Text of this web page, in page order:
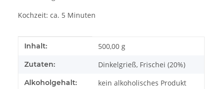
Kochzeit: ca. 5 Minuten
Produkteigenschaft
Wert
Inhalt: 500,00 g
Zutaten: Dinkelgrieß, Frischei (20%)
Alkoholgehalt: kein alkoholisches Produkt